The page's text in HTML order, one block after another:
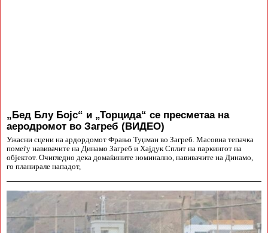
„Бед Блу Бојс“ и „Торцида“ се пресметаа на
аеродромот во Загреб (ВИДЕО)
Ужасни сцени на ардордомот Фрањо Туџман во Загреб. Масовна тепачка
помеѓу навивачите на Динамо Загреб и Хајдук Сплит на паркингот на
објектот. Очигледно дека домаќините номинално, навивачите на Динамо,
го планирале нападот,